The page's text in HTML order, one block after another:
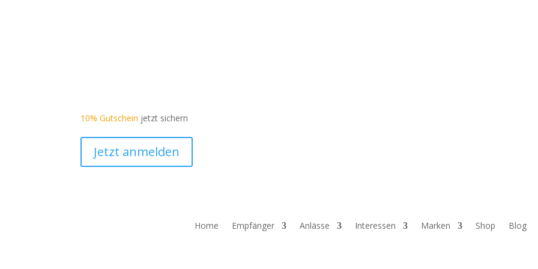
10% Gutschein jetzt sichern
Jetzt anmelden
Home Empfänger Anlässe Interessen Marken Shop Blog